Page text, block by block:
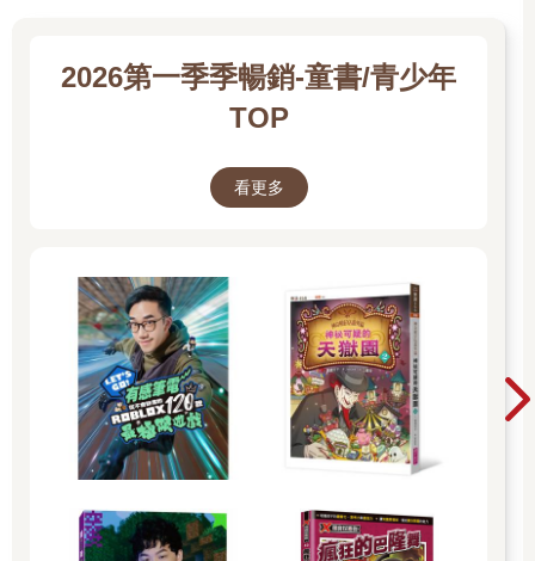
2026第一季季暢銷-童書/青少年
TOP
看更多